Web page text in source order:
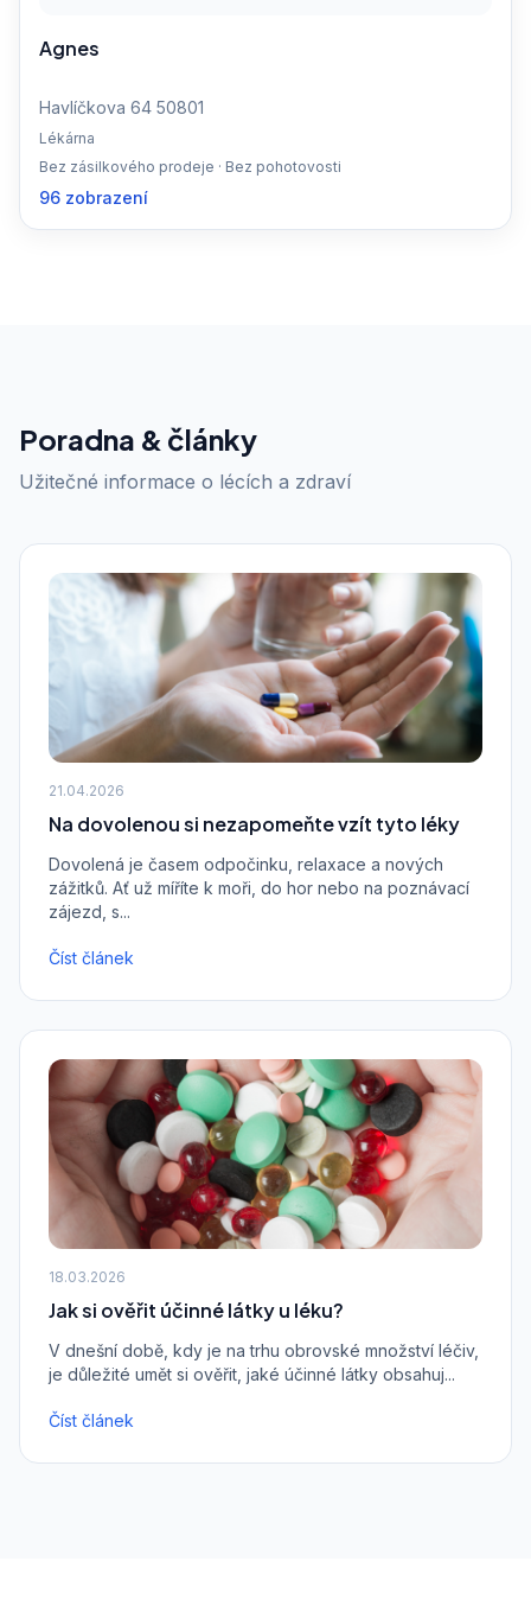
Agnes
Havlíčkova 64 50801
Lékárna
Bez zásilkového prodeje · Bez pohotovosti
96 zobrazení
Poradna & články
Užitečné informace o lécích a zdraví
21.04.2026
Na dovolenou si nezapomeňte vzít tyto léky
Dovolená je časem odpočinku, relaxace a nových
zážitků. Ať už míříte k moři, do hor nebo na poznávací
zájezd, s...
Číst článek
18.03.2026
Jak si ověřit účinné látky u léku?
V dnešní době, kdy je na trhu obrovské množství léčiv,
je důležité umět si ověřit, jaké účinné látky obsahuj...
Číst článek